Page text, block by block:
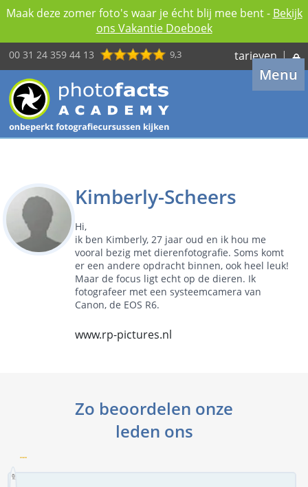
Maak deze zomer foto's waar je écht blij mee bent - Bekijk
ons Vakantie Doeboek
00 31 24 359 44 13 9,3 tarieven |
Menu
Kimberly-Scheers
Hi,
ik ben Kimberly, 27 jaar oud en ik hou me
vooral bezig met dierenfotografie. Soms komt
er een andere opdracht binnen, ook heel leuk!
Maar de focus ligt echt op de dieren. Ik
fotografeer met een systeemcamera van
Canon, de EOS R6.
www.rp-pictures.nl
Zo beoordelen onze
leden ons